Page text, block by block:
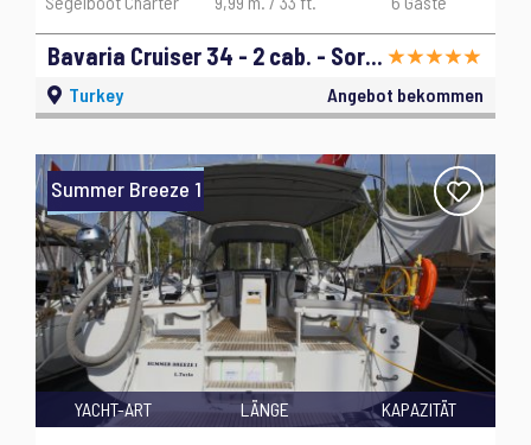
Bavaria Cruiser 34 - 2 cab. - Sora - 2019
Turkey Angebot bekommen
Summer Breeze 1
YACHT-ART LÄNGE KAPAZITÄT